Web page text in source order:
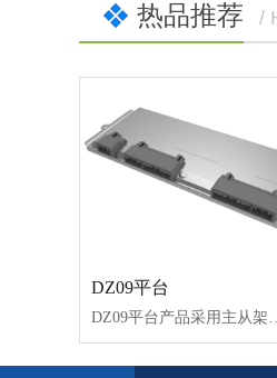
热品推荐 /
DZ09平台
DZ09平台产品采用主从架构，主板（BCU）和从板（BMU）之间通过CAN进行通讯，兼容12V和24V供电